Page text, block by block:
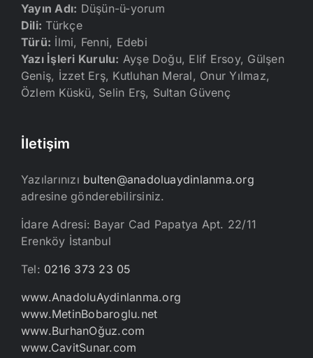
Yayın Adı: Düşün-ü-yorum
Dili: Türkçe
Türü: İlmi, Fenni, Edebi
Yazı İşleri Kurulu: Ayşe Doğu, Elif Ersoy, Gülşen
Geniş, İzzet Erş, Kutluhan Meral, Onur Yılmaz,
Özlem Küskü, Selin Erş, Sultan Güvenç
İletişim
Yazılarınızı bulten@anadoluaydinlanma.org
adresine gönderebilirsiniz.
İdare Adresi: Bayar Cad Papatya Apt. 22/11
Erenköy İstanbul
Tel: 0216 373 23 05
www.AnadoluAydinlanma.org
www.MetinBobaroglu.net
www.BurhanOğuz.com
www.CavitSunar.com